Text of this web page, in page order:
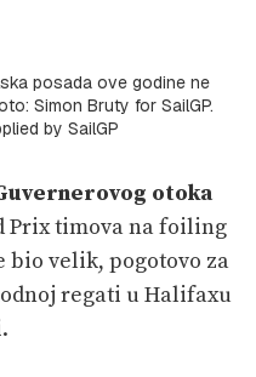
posada ove godine ne
Simon Bruty for SailGP.
by SailGP
otoka
Prix timova na foiling
bio velik, pogotovo za
regati u Halifaxu